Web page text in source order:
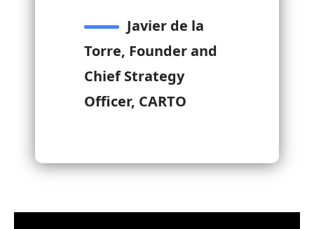
Javier de la
Torre, Founder and
Chief Strategy
Officer, CARTO